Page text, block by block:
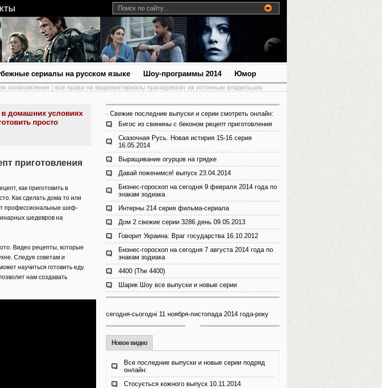
сериалы на русском языке Шоу-программы 2014 Юмор
домашних условиях
просто
приготовления
как приготовить в
Как сделать дома то или
профессиональные шеф-
шедевров на
Видео рецепты, которые
Следуя советам и
научиться готовить еду.
нам создавать
· Свежие последние выпуски и серии смотреть онлайн:
Бигос из свинины с беконом рецепт приготовления
Сказочная Русь. Новая истирия 15-16 серия
16.05.2014
Выращивание огурцов на грядке
Давай поженимся! выпуск 23.04.2014
Бизнес-гороскоп на сегодня 9 февраля 2014 года по
знакам зодиака
Интерны 214 серия фильма-сериала
Дом 2 свежие серии 3286 день 09.05.2013
Говорит Украина: Враг государства 16.10.2012
Бизнес-гороскоп на сегодня 7 августа 2014 года по
знакам зодиака
4400 (The 4400)
Шарик Шоу все выпуски и новые серии
сегодня-сьогодні 11 ноября-листопада 2014 года-року
Новое видео
Все последние выпуски и новые серии подряд
онлайн:
Стосується кожного выпуск 10.11.2014